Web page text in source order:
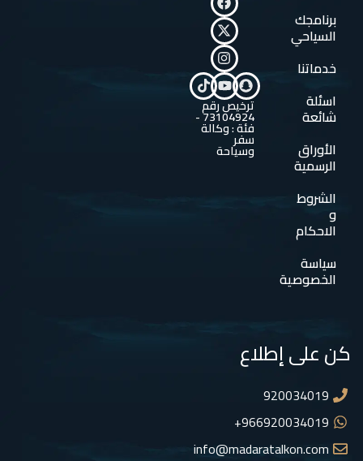
برنامجك
السياحي
خدماتنا
اسئلة
شائعة
الأوراق
الرسمية
الشروط
و
الاحكام
سياسة
الخصوصية
ترخيص رقم
73104924 -
فئة : وكالة
سفر
وسياحة
كن على إطلاع
920034019
966920034019+
info@madaratalkon.com